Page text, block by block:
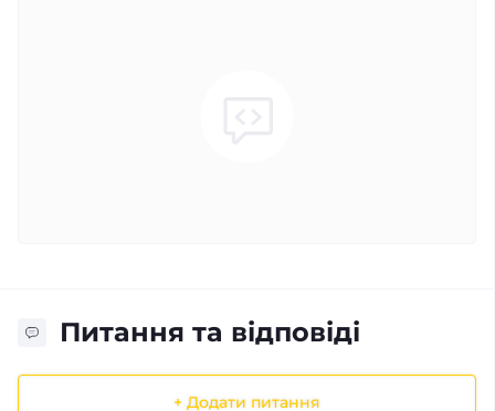
Питання та відповіді
+ Додати питання